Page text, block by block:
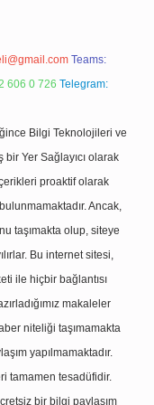
Teams:
606 0 726 Telegram:
Bilgi Teknolojileri ve
bir Yer Sağlayıcı olarak
proaktif olarak
Ancak,
taşımakta olup, siteye
Bu internet sitesi,
ile hiçbir bağlantısı
makaleler
niteliği taşımamakta
yapılmamaktadır.
tamamen tesadüfidir.
bir bilgi paylaşım